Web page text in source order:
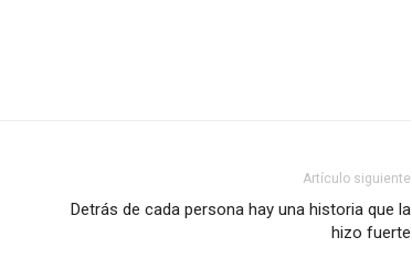
Artículo siguiente
Detrás de cada persona hay una historia que la
hizo fuerte